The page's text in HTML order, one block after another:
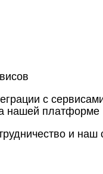
с
нашей платформе
и